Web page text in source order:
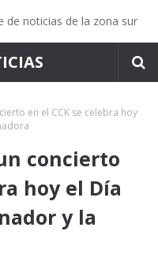
de noticias de la zona sur
en el CCK se celebra hoy
concierto
hoy el Día
y la